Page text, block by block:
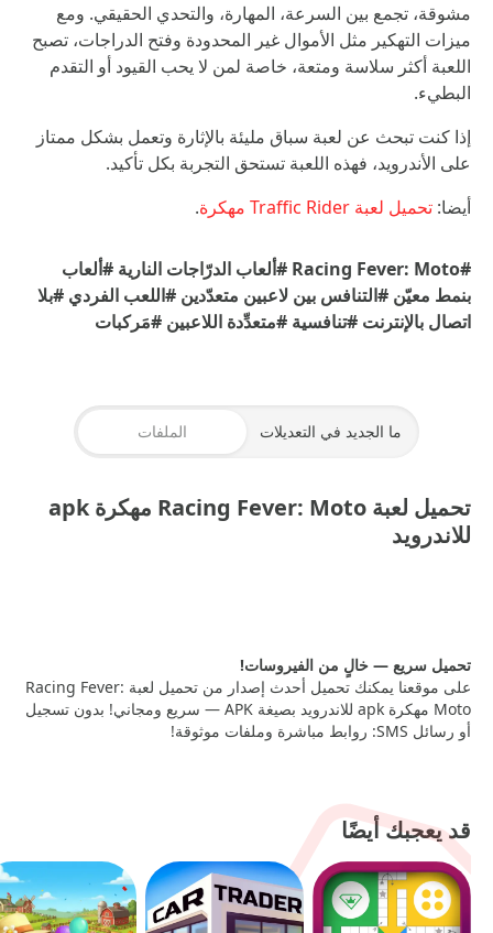
مشوقة، تجمع بين السرعة، المهارة، والتحدي الحقيقي. ومع
ميزات التهكير مثل الأموال غير المحدودة وفتح الدراجات، تصبح
اللعبة أكثر سلاسة ومتعة، خاصة لمن لا يحب القيود أو التقدم
البطيء.
إذا كنت تبحث عن لعبة سباق مليئة بالإثارة وتعمل بشكل ممتاز
على الأندرويد، فهذه اللعبة تستحق التجربة بكل تأكيد.
أيضا: تحميل لعبة Traffic Rider مهكرة .
#Racing Fever: Moto #ألعاب الدرّاجات النارية #ألعاب
بنمط معيّن #التنافس بين لاعبين متعدّدين #اللعب الفردي #بلا
اتصال بالإنترنت #تنافسية #متعدِّدة اللاعبين #مَركبات
ما الجديد في التعديلات الملفات
تحميل لعبة Racing Fever: Moto مهكرة apk
للاندرويد
تحميل سريع — خالٍ من الفيروسات!
على موقعنا يمكنك تحميل أحدث إصدار من تحميل لعبة Racing Fever:
Moto مهكرة apk للاندرويد بصيغة APK — سريع ومجاني! بدون تسجيل
أو رسائل SMS: روابط مباشرة وملفات موثوقة!
قد يعجبك أيضًا